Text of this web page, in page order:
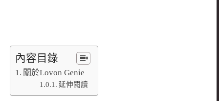
內容目錄
關於Lovon Genie
延伸閱讀